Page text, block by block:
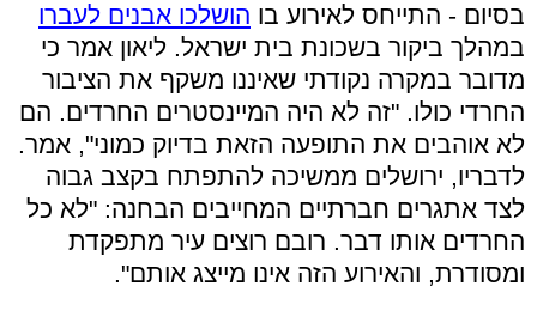
בסיום - התייחס לאירוע בו הושלכו אבנים לעברו
במהלך ביקור בשכונת בית ישראל. ליאון אמר כי
מדובר במקרה נקודתי שאיננו משקף את הציבור
החרדי כולו. "זה לא היה המיינסטרים החרדים. הם
לא אוהבים את התופעה הזאת בדיוק כמוני", אמר.
לדבריו, ירושלים ממשיכה להתפתח בקצב גבוה
לצד אתגרים חברתיים המחייבים הבחנה: "לא כל
החרדים אותו דבר. רובם רוצים עיר מתפקדת
ומסודרת, והאירוע הזה אינו מייצג אותם".